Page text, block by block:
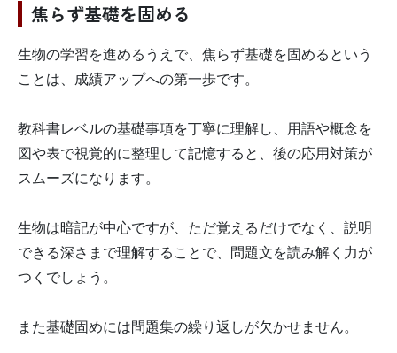
焦らず基礎を固める
生物の学習を進めるうえで、焦らず基礎を固めるという
ことは、成績アップへの第一歩です。
教科書レベルの基礎事項を丁寧に理解し、用語や概念を
図や表で視覚的に整理して記憶すると、後の応用対策が
スムーズになります。
生物は暗記が中心ですが、ただ覚えるだけでなく、説明
できる深さまで理解することで、問題文を読み解く力が
つくでしょう。
また基礎固めには問題集の繰り返しが欠かせません。